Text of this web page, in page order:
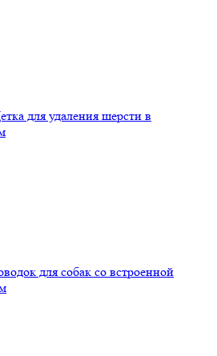
для удаления шерсти в
для собак со встроенной